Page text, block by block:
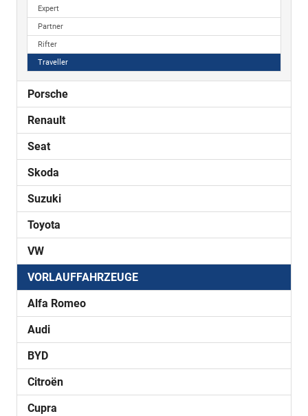
Expert
Partner
Rifter
Traveller
Porsche
Renault
Seat
Skoda
Suzuki
Toyota
VW
VORLAUFFAHRZEUGE
Alfa Romeo
Audi
BYD
Citroën
Cupra